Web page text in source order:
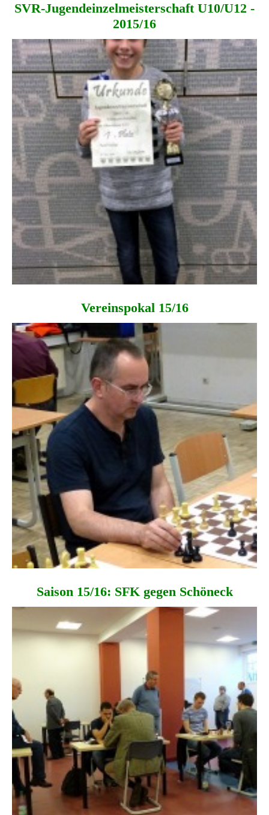
SVR-Jugend­einzel­meisterschaft U10/U12 -
2015/16
Vereinspokal 15/16
Saison 15/16: SFK gegen Schöneck